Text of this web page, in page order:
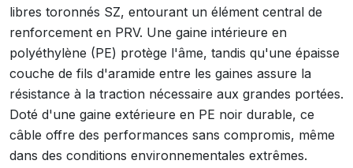
libres toronnés SZ, entourant un élément central de
renforcement en PRV. Une gaine intérieure en
polyéthylène (PE) protège l'âme, tandis qu'une épaisse
couche de fils d'aramide entre les gaines assure la
résistance à la traction nécessaire aux grandes portées.
Doté d'une gaine extérieure en PE noir durable, ce
câble offre des performances sans compromis, même
dans des conditions environnementales extrêmes.